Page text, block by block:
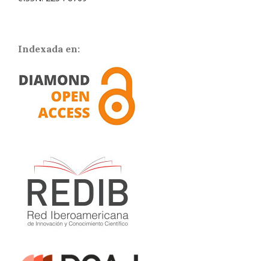
Indexada en: